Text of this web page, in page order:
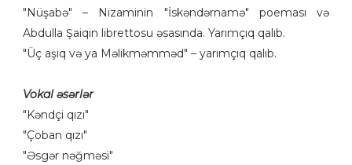
"Nüşabə" – Nizaminin "İskəndərnamə" poeması və
Abdulla Şaiqin librettosu əsasında. Yarımçıq qalıb.
"Üç aşiq və ya Məlikməmməd" – yarımçıq qalıb.
Vokal əsərlər
"Kəndçi qızı"
"Çoban qızı"
"Əsgər nəğməsi"